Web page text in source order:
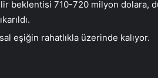
beklentisi 710-720 milyon dolara,
eşiğin rahatlıkla üzerinde kalıyor.